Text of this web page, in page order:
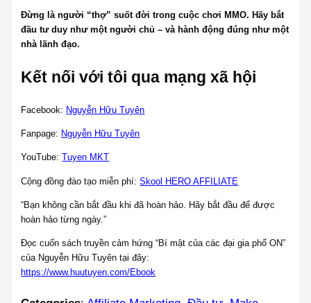
Đừng là người “thợ” suốt đời trong cuộc chơi MMO. Hãy bắt
đầu tư duy như một người chủ – và hành động đúng như một
nhà lãnh đạo.
Kết nối với tôi qua mạng xã hội
Facebook: Nguyễn Hữu Tuyên
Fanpage: Nguyễn Hữu Tuyên
YouTube:Tuyen MKT
Cộng đồng đào tạo miễn phí:Skool HERO AFFILIATE
“Bạn không cần bắt đầu khi đã hoàn hảo. Hãy bắt đầu để được
hoàn hảo từng ngày.”
Đọc cuốn sách truyền cảm hứng “Bí mật của các đại gia phố ON”
của Nguyễn Hữu Tuyên tại đây:
https://www.huutuyen.com/Ebook